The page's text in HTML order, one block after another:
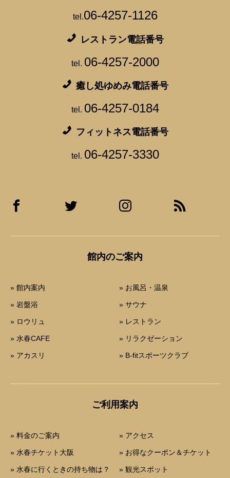
tel.06-4257-1126
レストラン電話番号
tel. 06-4257-2000
癒し処ゆめみ電話番号
tel. 06-4257-0184
フィットネス電話番号
tel. 06-4257-3330
館内のご案内
» 館内案内 » お風呂・温泉
» 岩盤浴 » サウナ
» ロウリュ » レストラン
» 水春CAFE » リラクゼーション
» アカスリ » B-fitスポーツクラブ
ご利用案内
» 料金のご案内 » アクセス
» 水春チケット大阪 » お得なクーポン＆チケット
» 水春に行くときの持ち物は？ » 観光スポット